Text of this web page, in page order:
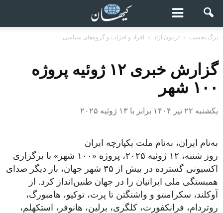
برگ نخست تریبون آزاد افراد و احزاب و گروه‌های سیاسی
گزارش خبری ۱۲ ژوئیه پروژه
۱۰۰ شهر
یکشنبه ۲۲ تیر ۱۴۰۴ برابر با ۱۳ ژوئیه ۲۰۲۵
به‌نام ایران، به‌نام ملت یکپارچه ایران
روز شنبه، ۱۲ ژوئیه ۲۰۲۵، پروژه «۱۰۰ شهر» با برگزاری
اکسیونی گسترده در بیش از ۳۵ شهر جهان، بار دیگر صدای
همبستگی ملی ایرانیان را در جهان طنین‌انداز کرد. از
آوکلند، سکرامنتو و واشنگتن تا پرت، توکیو، هامبورگ،
روتردام، فرانکفورت، کلگری، برلین، هانوفر، استکهلم،